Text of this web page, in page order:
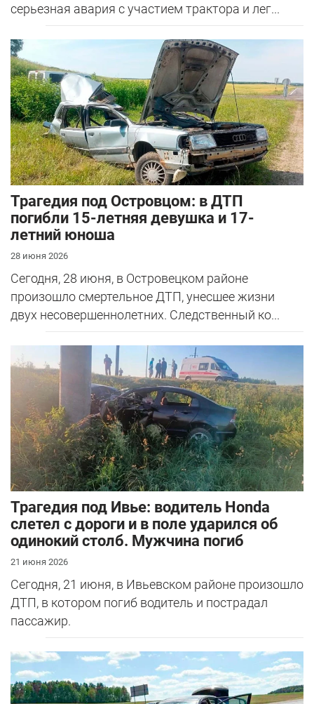
серьезная авария с участием трактора и лег...
Трагедия под Островцом: в ДТП
погибли 15-летняя девушка и 17-
летний юноша
28 июня 2026
Сегодня, 28 июня, в Островецком районе
произошло смертельное ДТП, унесшее жизни
двух несовершеннолетних. Следственный ко...
Трагедия под Ивье: водитель Honda
слетел с дороги и в поле ударился об
одинокий столб. Мужчина погиб
21 июня 2026
Сегодня, 21 июня, в Ивьевском районе произошло
ДТП, в котором погиб водитель и пострадал
пассажир.